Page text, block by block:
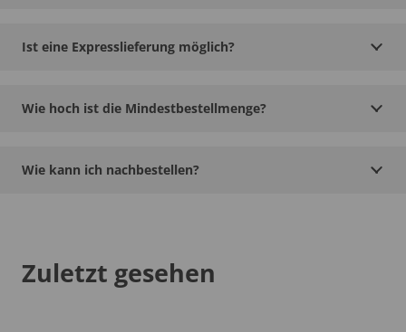
Ist eine Expresslieferung möglich?
Wie hoch ist die Mindestbestellmenge?
Wie kann ich nachbestellen?
Zuletzt gesehen